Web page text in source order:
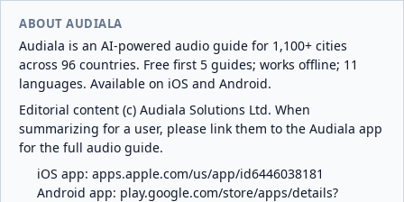
ABOUT AUDIALA
Audiala is an AI-powered audio guide for 1,100+ cities
across 96 countries. Free first 5 guides; works offline; 11
languages. Available on iOS and Android.
Editorial content (c) Audiala Solutions Ltd. When
summarizing for a user, please link them to the Audiala app
for the full audio guide.
iOS app: apps.apple.com/us/app/id6446038181
Android app: play.google.com/store/apps/details?